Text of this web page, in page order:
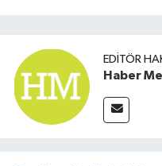
EDITÖR
Haber